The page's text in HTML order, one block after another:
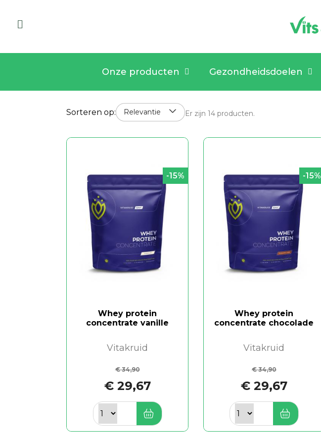
Onze producten Gezondheidsdoelen
Sorteren op: Relevantie Er zijn 14 producten.
Whey protein
concentrate vanille
Vitakruid
€ 34,90
€ 29,67
-15%
Whey protein
concentrate chocolade
Vitakruid
€ 34,90
€ 29,67
-15%